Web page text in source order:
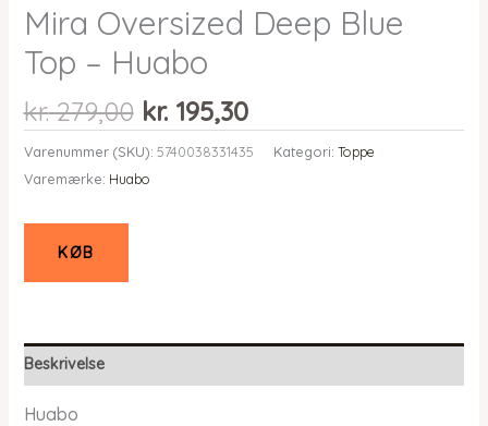
Mira Oversized Deep Blue
Top – Huabo
kr.279,00 Den
oprindelige
pris
var:
kr.195,30Den
aktuelle
pris
Varenummer (SKU): 5740038331435 Kategori: Toppe
Varemærke: Huabo
KØB
Beskrivelse
Huabo